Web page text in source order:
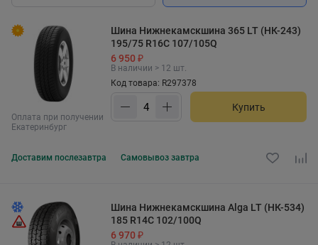
Оплата при получении
Екатеринбург
Шина Нижнекамскшина 365 LT (НК-243)
195/75 R16C 107/105Q
6 950 ₽
В наличии > 12 шт.
Код товара: R297378
Купить
Доставим послезавтра Самовывоз завтра
Шина Нижнекамскшина Alga LT (НК-534)
185 R14C 102/100Q
6 970 ₽